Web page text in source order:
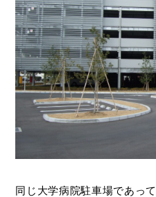
同じ大学病院駐車場であっ